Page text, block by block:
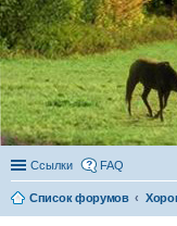
Ссылки FAQ
Список форумов